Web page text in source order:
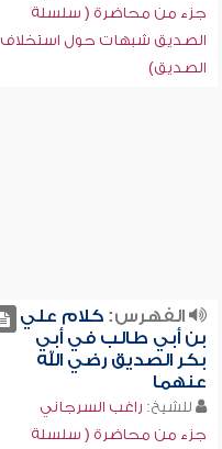
جزء من محاضرة ( سلسلة
الصديق شبهات حول استخلاف
الصديق)
الفهرس:كلام علي
بن أبي طالب في أبي
بكر الصديق رضي الله
عنهما
للشيخ: راغب السرجاني
جزء من محاضرة ( سلسلة